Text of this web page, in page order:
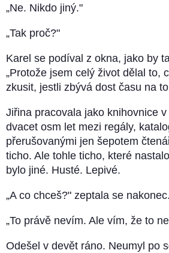
„Ne. Nikdo jiný."
„Tak proč?"
Karel se podíval z okna, jako by
„Protože jsem celý život dělal to,
zkusit, jestli zbývá dost času na
Jiřina pracovala jako knihovnice
dvacet osm let mezi regály,
přerušovanými jen šepotem
ticho. Ale tohle ticho, které
bylo jiné. Husté. Lepivé.
„A co chceš?" zeptala se nakonec.
„To právě nevím. Ale vím, že to
Odešel v devět ráno. Neumyl po